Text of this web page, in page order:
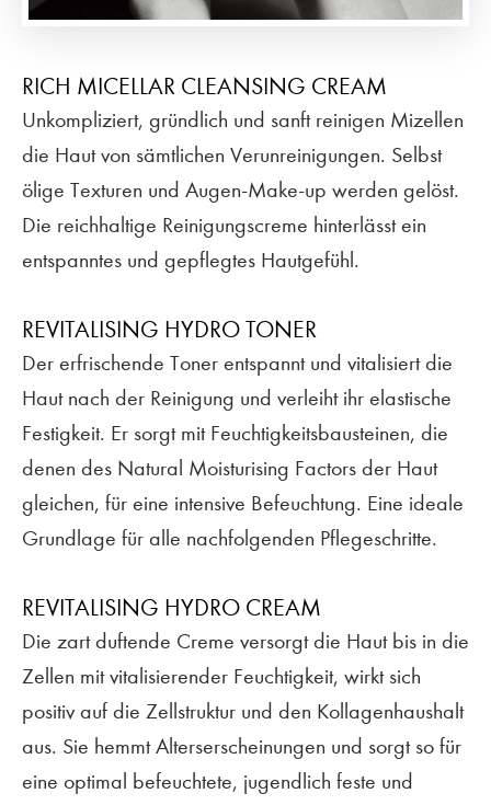
RICH MICELLAR CLEANSING CREAM
Unkompliziert, gründlich und sanft reinigen Mizellen
die Haut von sämtlichen Verunreinigungen. Selbst
ölige Texturen und Augen-Make-up werden gelöst.
Die reichhaltige Reinigungscreme hinterlässt ein
entspanntes und gepflegtes Hautgefühl.
REVITALISING HYDRO TONER
Der erfrischende Toner entspannt und vitalisiert die
Haut nach der Reinigung und verleiht ihr elastische
Festigkeit. Er sorgt mit Feuchtigkeitsbausteinen, die
denen des Natural Moisturising Factors der Haut
gleichen, für eine intensive Befeuchtung. Eine ideale
Grundlage für alle nachfolgenden Pflegeschritte.
REVITALISING HYDRO CREAM
Die zart duftende Creme versorgt die Haut bis in die
Zellen mit vitalisierender Feuchtigkeit, wirkt sich
positiv auf die Zellstruktur und den Kollagenhaushalt
aus. Sie hemmt Alterserscheinungen und sorgt so für
eine optimal befeuchtete, jugendlich feste und